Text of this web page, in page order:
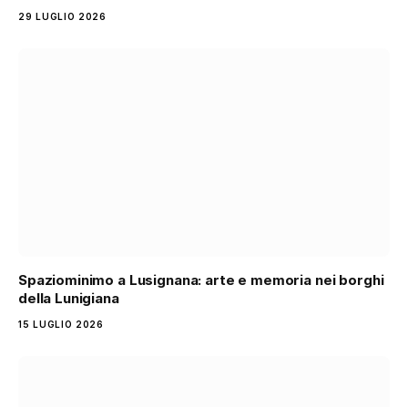
29 LUGLIO 2026
Spaziominimo a Lusignana: arte e memoria nei borghi
della Lunigiana
15 LUGLIO 2026